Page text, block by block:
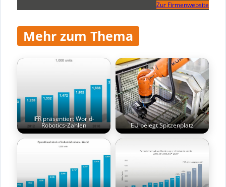
Zur Firmenwebsite
Mehr zum Thema
IFR präsentiert World-
Robotics-Zahlen EU belegt Spitzenplatz